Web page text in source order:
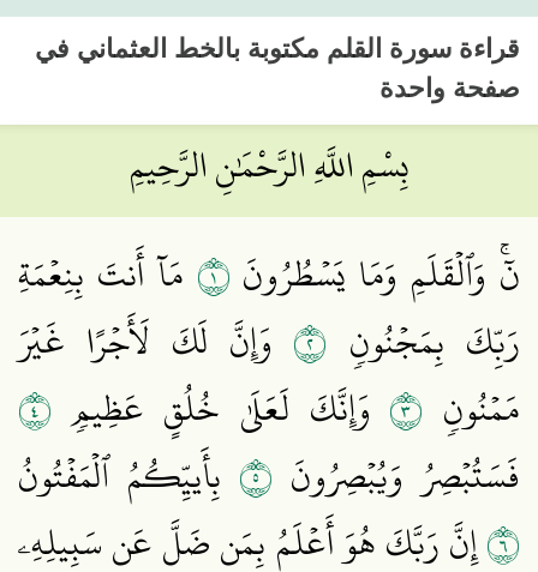
قراءة سورة القلم مكتوبة بالخط العثماني في
صفحة واحدة
بِسْمِ اللَّهِ الرَّحْمَٰنِ الرَّحِيمِ
نٓۚ وَٱلۡقَلَمِ وَمَا يَسۡطُرُونَ ١ مَآ أَنتَ بِنِعۡمَةِ
رَبِّكَ بِمَجۡنُونٖ ٢ وَإِنَّ لَكَ لَأَجۡرًا غَيۡرَ
مَمۡنُونٖ ٣ وَإِنَّكَ لَعَلَىٰ خُلُقٍ عَظِيمٖ ٤
فَسَتُبۡصِرُ وَيُبۡصِرُونَ ٥ بِأَييِّكُمُ ٱلۡمَفۡتُونُ
٦إِنَّ رَبَّكَ هُوَ أَعۡلَمُ بِمَن ضَلَّ عَن سَبِيلِهِۦ